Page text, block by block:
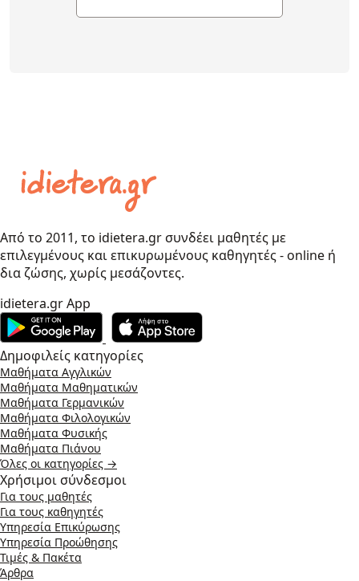
Από το 2011, το idietera.gr συνδέει μαθητές με
επιλεγμένους και επικυρωμένους καθηγητές - online ή
δια ζώσης, χωρίς μεσάζοντες.
idietera.gr App
Δημοφιλείς κατηγορίες
Μαθήματα Αγγλικών
Μαθήματα Μαθηματικών
Μαθήματα Γερμανικών
Μαθήματα Φιλολογικών
Μαθήματα Φυσικής
Μαθήματα Πιάνου
Όλες οι κατηγορίες →
Χρήσιμοι σύνδεσμοι
Για τους μαθητές
Για τους καθηγητές
Υπηρεσία Επικύρωσης
Υπηρεσία Προώθησης
Τιμές & Πακέτα
Άρθρα